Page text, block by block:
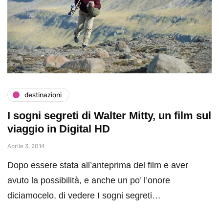
destinazioni
I sogni segreti di Walter Mitty, un film sul
viaggio in Digital HD
Aprile 3, 2014
Dopo essere stata all’anteprima del film e aver
avuto la possibilità, e anche un po’ l’onore
diciamocelo, di vedere I sogni segreti…